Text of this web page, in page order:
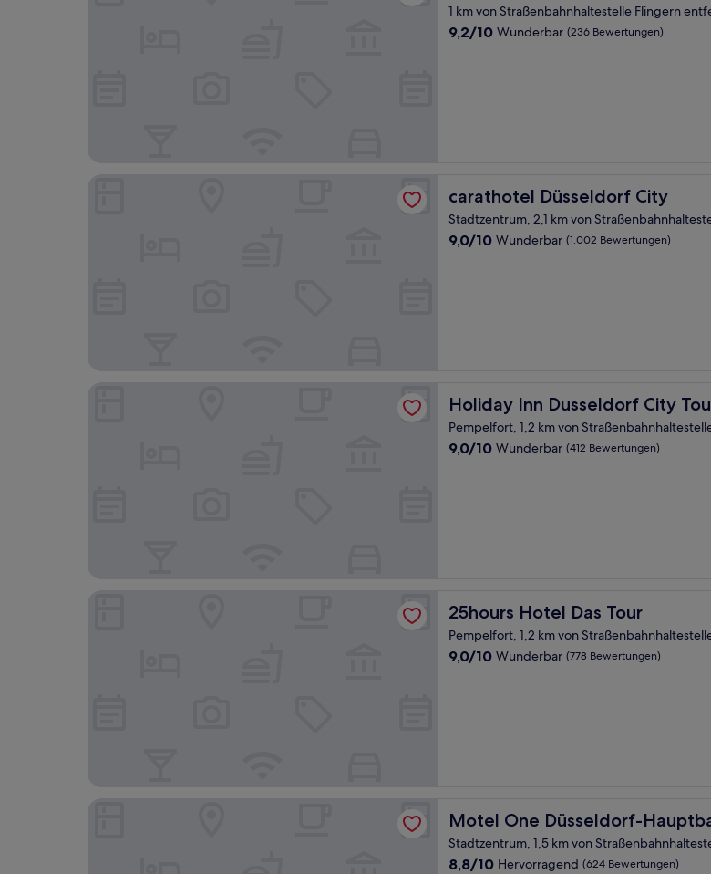
1 km von Straßenbahnhaltestelle Flingern
9.2
9,2/10 Wunderbar (236 Bewertungen)
carathotel Düsseldorf City
carathotel Düsseldorf City
Stadtzentrum, 2,1 km von
9.0
9,0/10 Wunderbar (1.002 Bewertungen)
Holiday Inn Dusseldorf City
Holiday Inn Dusseldorf City Toulouser
Pempelfort, 1,2 km von
9.0
9,0/10 Wunderbar (412 Bewertungen)
Holiday Inn Dusseldorf City Toulouser Allee by IHG
25hours Hotel Das Tour
25hours Hotel Das Tour
Pempelfort, 1,2 km von
9.0
9,0/10 Wunderbar (778 Bewertungen)
Motel One Düsseldorf-
Motel One Düsseldorf-Hauptbahnhof
Stadtzentrum, 1,5 km von
8.8
8,8/10 Hervorragend (624 Bewertungen)